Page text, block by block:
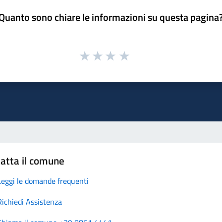
sono chiare le informazioni su questa
il comune
le domande frequenti
Assistenza